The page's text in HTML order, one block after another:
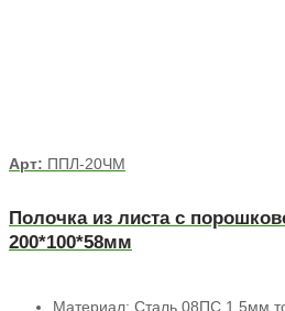
Арт: ППЛ-20ЧМ
Полочка из листа с
200*100*58мм
Материал: Сталь 08ПС 1,5мм